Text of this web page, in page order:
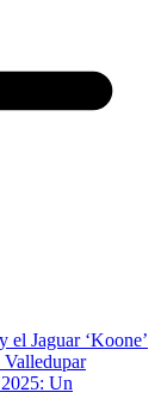
Jaguar ‘Koone’
Un